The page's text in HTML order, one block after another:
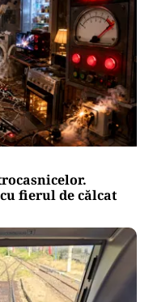
fierul de călcat